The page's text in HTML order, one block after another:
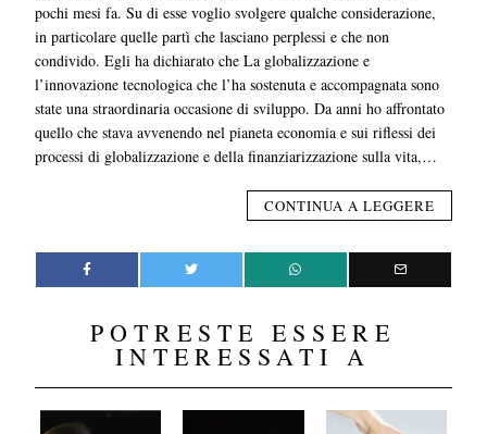
pochi mesi fa. Su di esse voglio svolgere qualche considerazione,
in particolare quelle partì che lasciano perplessi e che non
condivido. Egli ha dichiarato che La globalizzazione e
l’innovazione tecnologica che l’ha sostenuta e accompagnata sono
state una straordinaria occasione di sviluppo. Da anni ho affrontato
quello che stava avvenendo nel pianeta economia e sui riflessi dei
processi di globalizzazione e della finanziarizzazione sulla vita,…
CONTINUA A LEGGERE
POTRESTE ESSERE
INTERESSATI A